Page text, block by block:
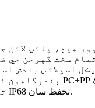
سخت گهرجن جي
تحفظ فراهم ڪن ٿا، ليڪ پروف سيلنگ ۽ IP68 تحفظ سان.